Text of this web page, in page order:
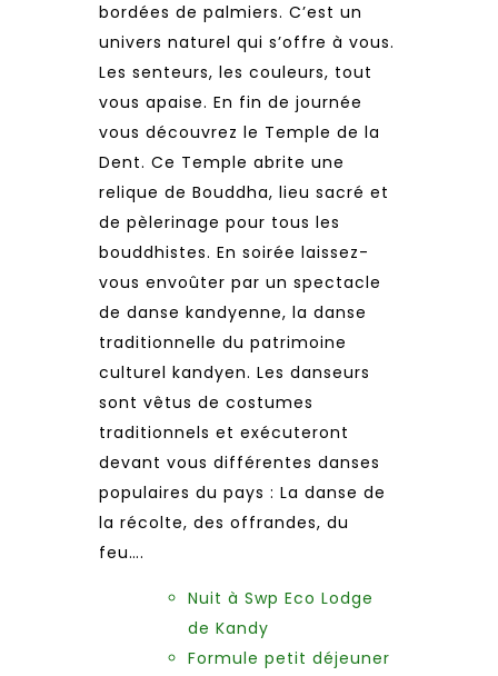
bordées de palmiers. C’est un
univers naturel qui s’offre à vous.
Les senteurs, les couleurs, tout
vous apaise. En fin de journée
vous découvrez le Temple de la
Dent. Ce Temple abrite une
relique de Bouddha, lieu sacré et
de pèlerinage pour tous les
bouddhistes. En soirée laissez-
vous envoûter par un spectacle
de danse kandyenne, la danse
traditionnelle du patrimoine
culturel kandyen. Les danseurs
sont vêtus de costumes
traditionnels et exécuteront
devant vous différentes danses
populaires du pays : La danse de
la récolte, des offrandes, du
feu….
Nuit à Swp Eco Lodge
de Kandy
Formule petit déjeuner